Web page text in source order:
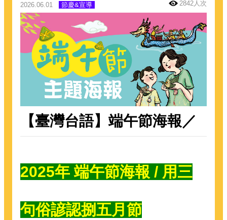
2026.06.01 節慶&宣導 2842人次
【臺灣台語】端午節海報／
2025年 端午節海報 / 用三
句俗諺認捌五月節